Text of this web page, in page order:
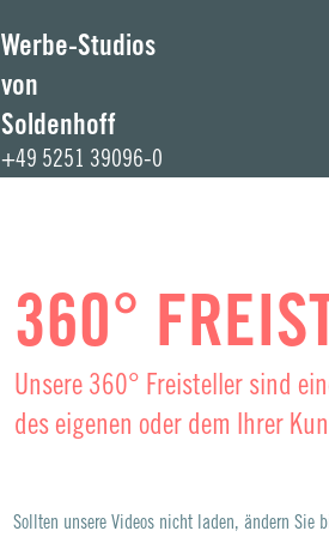
Werbe-Studios
von
Soldenhoff
+49 5251 39096-0
3D-
KI-Studio
360°
Unsere 360° Freisteller sind
des eigenen oder dem Ihrer
Sollten unsere Videos nicht laden, ändern Sie